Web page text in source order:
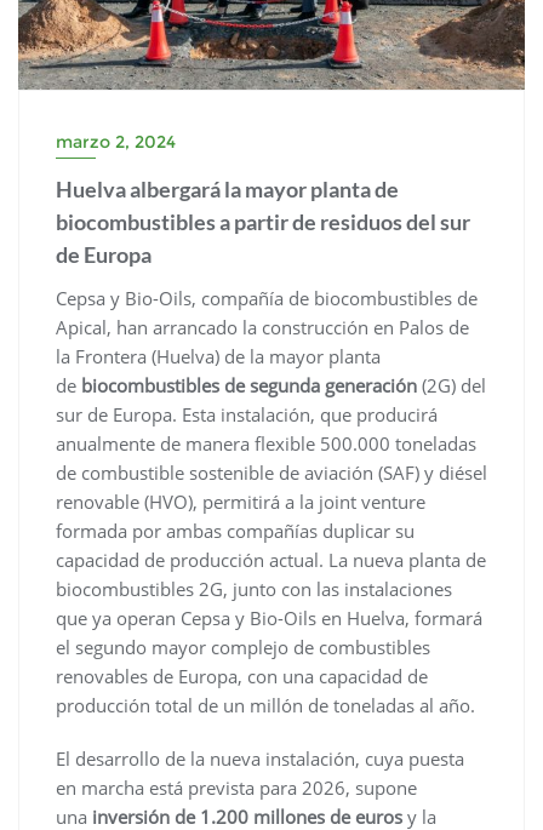
marzo 2, 2024
Huelva albergará la mayor planta de
biocombustibles a partir de residuos del sur
de Europa
Cepsa y Bio-Oils, compañía de biocombustibles de
Apical, han arrancado la construcción en Palos de
la Frontera (Huelva) de la mayor planta
de biocombustibles de segunda generación (2G) del
sur de Europa. Esta instalación, que producirá
anualmente de manera flexible 500.000 toneladas
de combustible sostenible de aviación (SAF) y diésel
renovable (HVO), permitirá a la joint venture
formada por ambas compañías duplicar su
capacidad de producción actual. La nueva planta de
biocombustibles 2G, junto con las instalaciones
que ya operan Cepsa y Bio-Oils en Huelva, formará
el segundo mayor complejo de combustibles
renovables de Europa, con una capacidad de
producción total de un millón de toneladas al año.
El desarrollo de la nueva instalación, cuya puesta
en marcha está prevista para 2026, supone
una inversión de 1.200 millones de euros y la